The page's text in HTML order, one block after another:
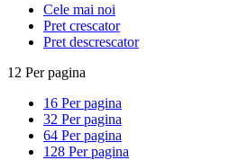
Cele mai noi
Pret crescator
Pret descrescator
12 Per pagina
16 Per pagina
32 Per pagina
64 Per pagina
128 Per pagina